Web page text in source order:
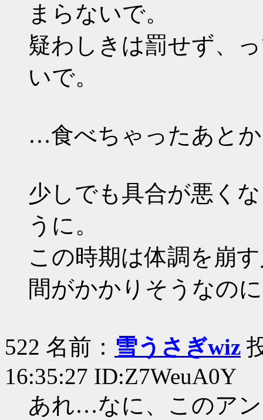
まらないで。
疑わしきは罰せず、
いで。
…食べちゃったあと
少しでも具合が悪く
うに。
この時期は体調を崩
間がかかりそうなの
522 名前： 雪うさぎwiz
16:35:27 ID:Z7WeuA0Y
あれ…なに、このア